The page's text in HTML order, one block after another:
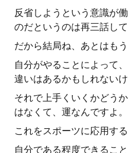
反省しようという意識が
のだというのは再三話して
だから結局ね、あとはもう
自分がやることによって
違いはあるかもしれないけ
それで上手くいくかどう
はなくて、運なんですよ。
これをスポーツに応用する
自分である程度できるこ